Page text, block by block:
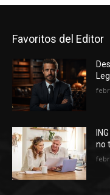
Favoritos del Editor
no